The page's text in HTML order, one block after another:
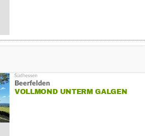
Beerfelden
VOLLMOND UNTERM GALGEN